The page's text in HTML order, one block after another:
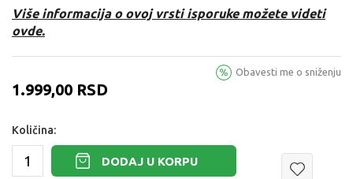
Više informacija o ovoj vrsti isporuke možete videti
ovde.
1.999,00 RSD
Obavesti me o sniženju
Količina:
DODAJ U KORPU